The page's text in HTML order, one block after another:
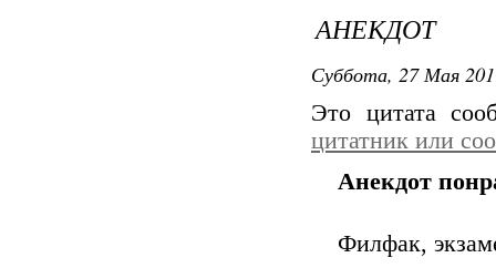
АНЕКДОТ
Суббота, 27 Мая
Это цитата
цитатник или
Анекдот
Филфак,